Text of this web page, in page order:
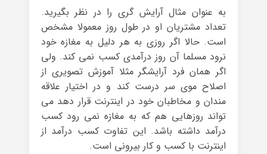
به عنوان مثال آرایش گری را در نظر بگیرید.
تعداد مشتریان او در طول روز معمولا مشخص
است. حالا اگر روزی به هر دلیل به مغازه خود
نرود مسلما آن روز درآمدی کسب نمی کند. ولی
اگر همان فرد آرایشگر مثلا آموزش تصویری از
اصلاح موی سر درست کند و در اختیار علاقه
مندان و مخاطبان خود در اینترنت قرار دهد می
تواند روزهایی هم که به مغازه نمی رود کسب
درآمد داشته باشد. این تفاوت کسب درآمد از
اینترنت با کسب و کار بیرونی است.